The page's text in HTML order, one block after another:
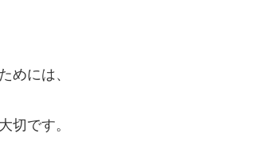
めには、
切です。